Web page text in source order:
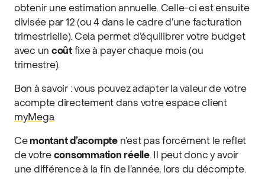
obtenir une estimation annuelle. Celle-ci est ensuite
divisée par 12 (ou 4 dans le cadre d’une facturation
trimestrielle). Cela permet d’équilibrer votre budget
avec un coûtfixe à payer chaque mois (ou
trimestre).
Bon à savoir : vous pouvez adapter la valeur de votre
acompte directement dans votre espace client
myMega.
Cemontant d’acompten’est pas forcément le reflet
de votre consommation réelle. Il peut donc y avoir
une différence à la fin de l’année, lors du décompte.